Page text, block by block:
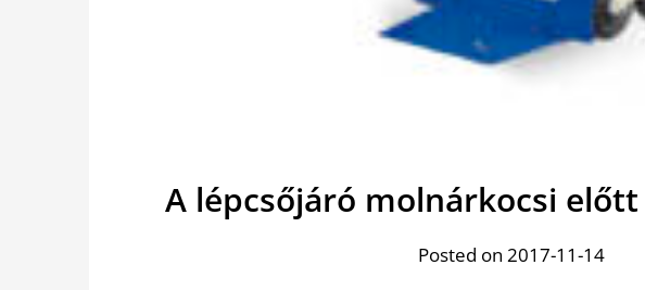
A lépcsőjáró molnárkocsi
Posted on 2017-11-14